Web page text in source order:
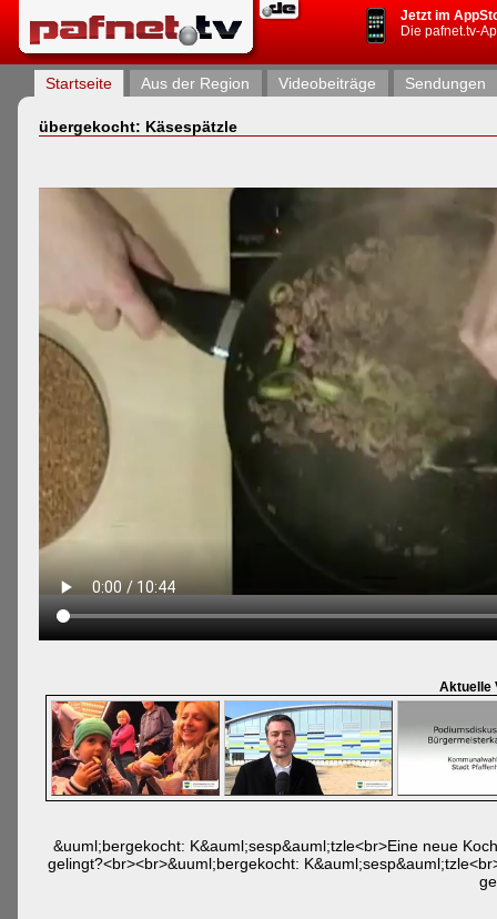
Jetzt im
Die pafnet.tv-
Startseite Aus der Region Videobeiträge Sendungen
übergekocht: Käsespätzle
Aktuelle
&uuml;bergekocht: K&auml;sesp&auml;tzle<br>Eine neue
gelingt?<br><br>&uuml;bergekocht: